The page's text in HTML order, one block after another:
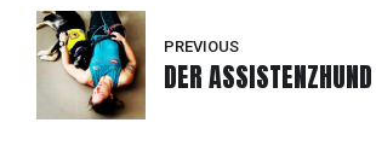
PREVIOUS
DER